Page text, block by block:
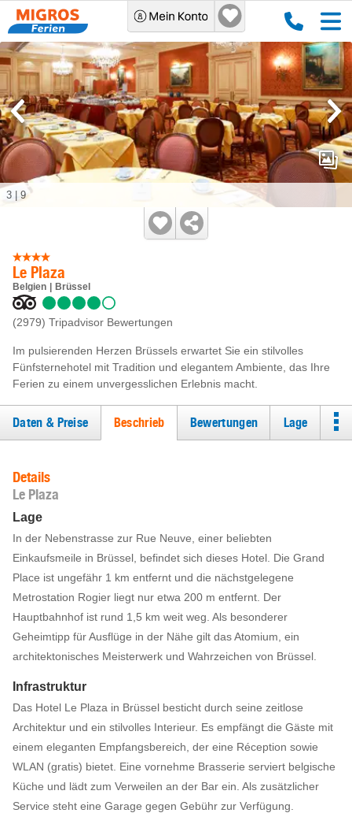
Le Plaza
Belgien Brüssel
(2979) Tripadvisor Bewertungen
Im pulsierenden Herzen Brüssels erwartet Sie ein stilvolles
Fünfsternehotel mit Tradition und elegantem Ambiente, das Ihre
Ferien zu einem unvergesslichen Erlebnis macht.
3 9
Daten & Preise Beschrieb Bewertungen Lage
Details
Le Plaza
Lage
In der Nebenstrasse zur Rue Neuve, einer beliebten
Einkaufsmeile in Brüssel, befindet sich dieses Hotel. Die Grand
Place ist ungefähr 1 km entfernt und die nächstgelegene
Metrostation Rogier liegt nur etwa 200 m entfernt. Der
Hauptbahnhof ist rund 1,5 km weit weg. Als besonderer
Geheimtipp für Ausflüge in der Nähe gilt das Atomium, ein
architektonisches Meisterwerk und Wahrzeichen von Brüssel.
Infrastruktur
Das Hotel Le Plaza in Brüssel besticht durch seine zeitlose
Architektur und ein stilvolles Interieur. Es empfängt die Gäste mit
einem eleganten Empfangsbereich, der eine Réception sowie
WLAN (gratis) bietet. Eine vornehme Brasserie serviert belgische
Küche und lädt zum Verweilen an der Bar ein. Als zusätzlicher
Service steht eine Garage gegen Gebühr zur Verfügung.